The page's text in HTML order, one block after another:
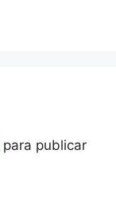
para publicar